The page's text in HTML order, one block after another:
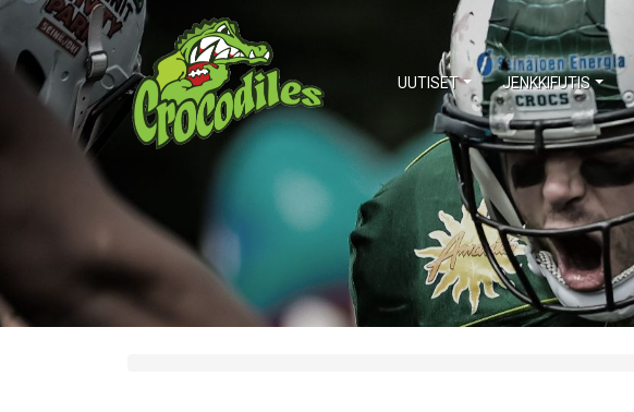
UUTISET JENKKIFUTIS